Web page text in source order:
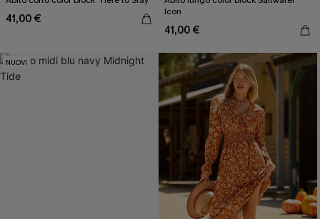
41,00 €
Icon
41,00 €
NUOVI